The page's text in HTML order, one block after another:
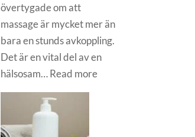
övertygade om att
massage är mycket mer än
bara en stunds avkoppling.
Det är en vital del av en
hälsosam…Read more: